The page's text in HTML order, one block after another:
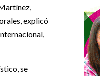
explicó
se